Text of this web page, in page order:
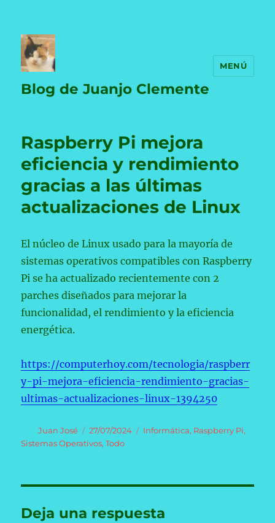
Blog de Juanjo Clemente
MENÚ
Raspberry Pi mejora
eficiencia y rendimiento
gracias a las últimas
actualizaciones de Linux
El núcleo de Linux usado para la mayoría de
sistemas operativos compatibles con Raspberry
Pi se ha actualizado recientemente con 2
parches diseñados para mejorar la
funcionalidad, el rendimiento y la eficiencia
energética.
https://computerhoy.com/tecnologia/raspberr
y-pi-mejora-eficiencia-rendimiento-gracias-
ultimas-actualizaciones-linux-1394250
Autor
Juan José
Publicado
el
27/07/2024 Categorías
Informática, Raspberry Pi,
Sistemas Operativos,Todo
Deja una respuesta